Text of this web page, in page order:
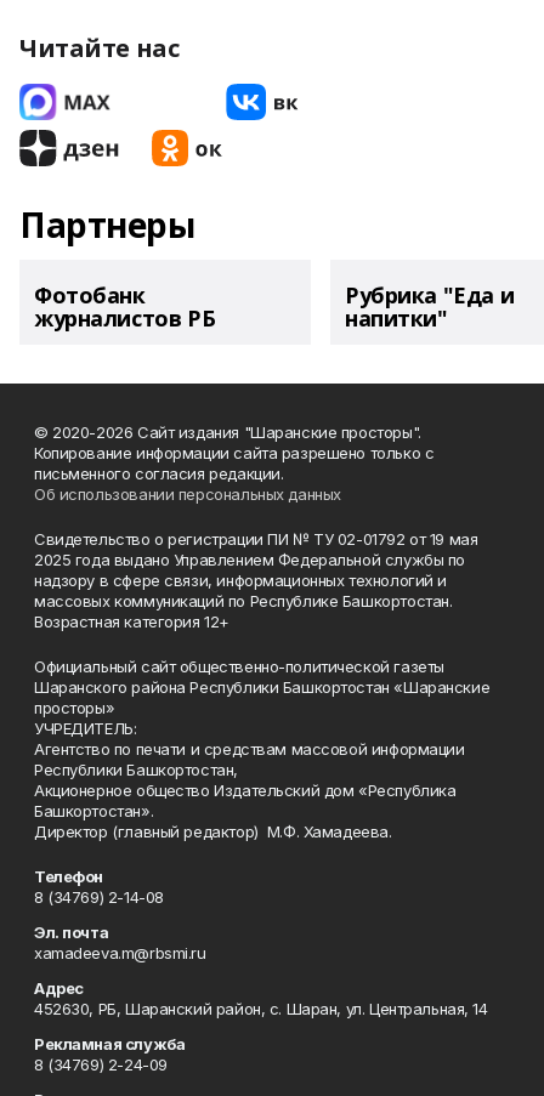
Читайте нас
Партнеры
Фотобанк
журналистов РБ
Рубрика "Еда и
напитки"
© 2020-2026 Сайт издания "Шаранские просторы".
Копирование информации сайта разрешено только с
письменного согласия редакции.
Об использовании персональных данных
Свидетельство о регистрации ПИ № ТУ 02-01792 от 19 мая
2025 года выдано Управлением Федеральной службы по
надзору в сфере связи, информационных технологий и
массовых коммуникаций по Республике Башкортостан.
Возрастная категория 12+
Официальный сайт общественно-политической газеты
Шаранского района Республики Башкортостан «Шаранские
просторы»
УЧРЕДИТЕЛЬ:
Агентство по печати и средствам массовой информации
Республики Башкортостан,
Акционерное общество Издательский дом «Республика
Башкортостан».
Директор (главный редактор) М.Ф. Хамадеева.
Телефон
8 (34769) 2-14-08
Эл. почта
xamadeeva.m@rbsmi.ru
Адрес
452630, РБ, Шаранский район, с. Шаран, ул. Центральная, 14
Рекламная служба
8 (34769) 2-24-09